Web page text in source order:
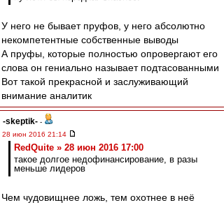
У него не бывает пруфов, у него абсолютно
некомпетентные собственные выводы
А пруфы, которые полностью опровергают его
слова он гениально называет подтасованными
Вот такой прекрасной и заслуживающий
внимание аналитик
-skeptik- -
28 июн 2016 21:14
RedQuite » 28 июн 2016 17:00
такое долгое недофинансирование, в разы
меньше лидеров
Чем чудовищнее ложь, тем охотнее в неё